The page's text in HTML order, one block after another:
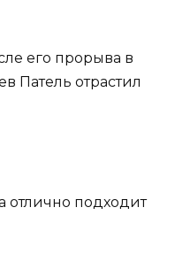
его прорыва в
Патель отрастил
подходит